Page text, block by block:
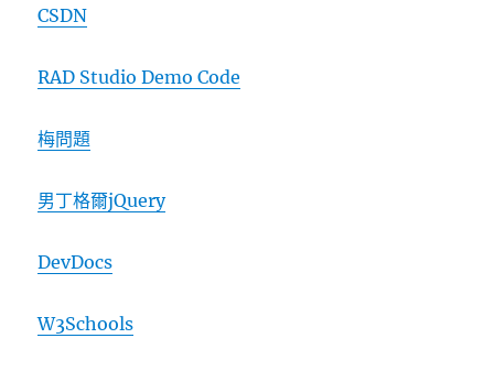
CSDN
RAD Studio Demo Code
梅問題
男丁格爾jQuery
DevDocs
W3Schools